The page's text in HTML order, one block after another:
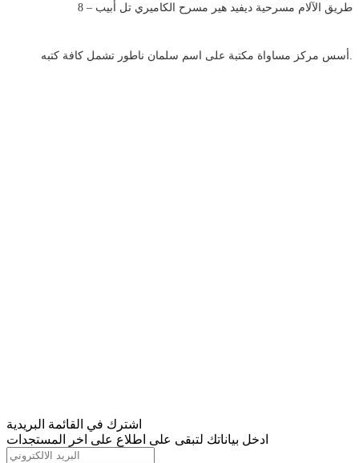
8 – طريق الآلام مسرحیة ديفید ھیر مسرح الكامیري تل أبیب
اشترك في القائمة البريدية
ادخل بياناتك لتبقى على اطلاع على اخر المستجدات